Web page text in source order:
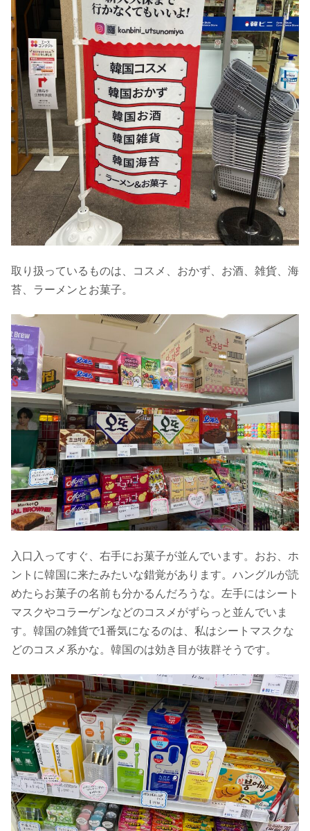
取り扱っているものは、コスメ、おかず、お酒、雑貨、海
苔、ラーメンとお菓子。
入口入ってすぐ、右手にお菓子が並んでいます。おお、ホ
ントに韓国に来たみたいな錯覚があります。ハングルが読
めたらお菓子の名前も分かるんだろうな。左手にはシート
マスクやコラーゲンなどのコスメがずらっと並んでいま
す。韓国の雑貨で1番気になるのは、私はシートマスクな
どのコスメ系かな。韓国のは効き目が抜群そうです。